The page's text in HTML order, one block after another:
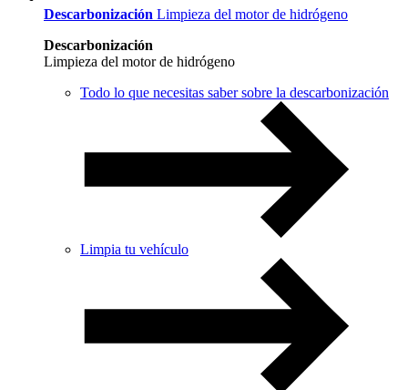
Descarbonización Limpieza del motor de hidrógeno
Descarbonización
Limpieza del motor de hidrógeno
Todo lo que necesitas saber sobre la descarbonización
Limpia tu vehículo